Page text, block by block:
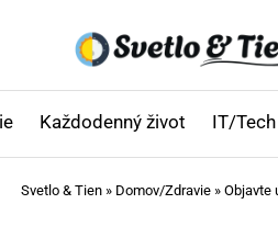
Každodenný život IT/Tech
Svetlo & Tien » Domov/Zdravie » Objavte